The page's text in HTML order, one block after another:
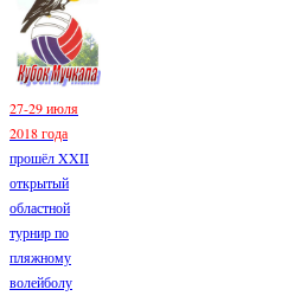
27-29 июля
2018 года
прошёл XXII
открытый
областной
турнир по
пляжному
волейболу